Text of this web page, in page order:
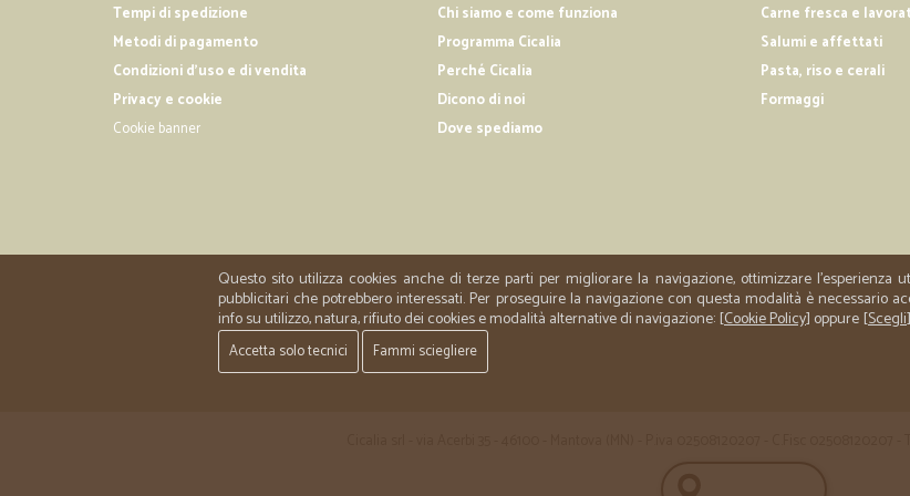
Ho fatto la spesa
Ho fatto la spesa
Precisione e
Tempi di spedizione
Metodi di pagamento
Condizioni d'uso e di vendita
Privacy e cookie
Cookie banner
Chi siamo e come funziona
Programma Cicalia
Perché Cicalia
Dicono di noi
Dove spediamo
Carne fresca e
Salumi e affettati
Pasta, riso e cerali
Formaggi
Questo sito utilizza cookies anche di terze parti per migliorare la navigazione, ottimizzare l'esperienza
pubblicitari che potrebbero interessati. Per proseguire la navigazione con questa modalità è necessario
info su utilizzo, natura, rifiuto dei cookies e modalità alternative di navigazione: [Cookie Policy] oppure [Scegli]
Accetta solo tecnici Fammi sciegliere